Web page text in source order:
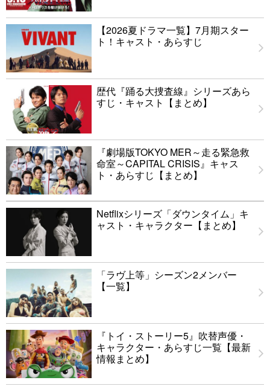
【2026夏ドラマ一覧】7月期スター
ト！キャスト・あらすじ
歴代『踊る大捜査線』シリーズあら
すじ・キャスト【まとめ】
『劇場版TOKYO MER～走る緊急救
命室～CAPITAL CRISIS』キャス
ト・あらすじ【まとめ】
Netflixシリーズ「ダウンタイム」キ
ャスト・キャラクター【まとめ】
「ラヴ上等」シーズン2メンバー
【一覧】
『トイ・ストーリー5』吹替声優・
キャラクター・あらすじ一覧【最新
情報まとめ】